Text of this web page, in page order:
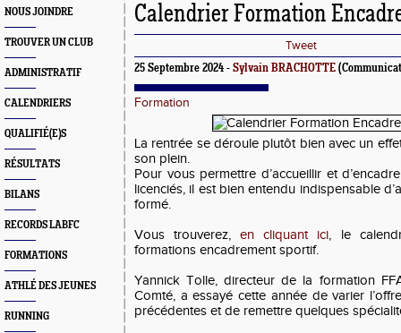
NOUS JOINDRE
TROUVER UN CLUB
ADMINISTRATIF
CALENDRIERS
QUALIFIÉ(E)S
RÉSULTATS
BILANS
RECORDS LABFC
FORMATIONS
ATHLÉ DES JEUNES
RUNNING
Calendrier Formation
Tweet
25 Septembre 2024 - Sylvain BRACHOTTE
Formation
La rentrée se déroule plutôt bien avec un
son plein.
Pour vous permettre d’accueillir et
licenciés, il est bien entendu indispensable
formé.
Vous trouverez,en cliquant ici, le
formations encadrement sportif.
Yannick Tolle, directeur de la formation
Comté, a essayé cette année de varier
précédentes et de remettre quelques